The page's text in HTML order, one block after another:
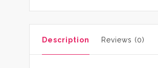
Description Reviews (0)